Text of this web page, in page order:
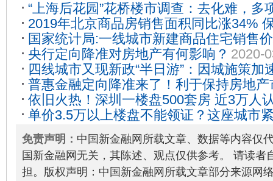
“上海后花园”花桥楼市调查：去化难，多
面积”2020-08-15
2019年北京商品房销售面积同比涨34%
01-23
国家统计局:一线城市新建商品住宅销售
01-23
央行定向降准对房地产有何影响？ 2020-
四线城市又现新政“半日游”：因城施策加
线城市？2020-03-14
普惠金融定向降准来了！利于保持房地
14
依旧火热！深圳一楼盘500套房 近3万人
网友炸了2020-08-06
单价3.5万以上楼盘不能领证？这座城市
码吗？ 2020-08-06
免责声明： 中国新金融网所载文章、数据等内容仅
国新金融网无关，其陈述、观点仅供参考。 请读者
担。版权声明：中国新金融网所载文章部分来源网